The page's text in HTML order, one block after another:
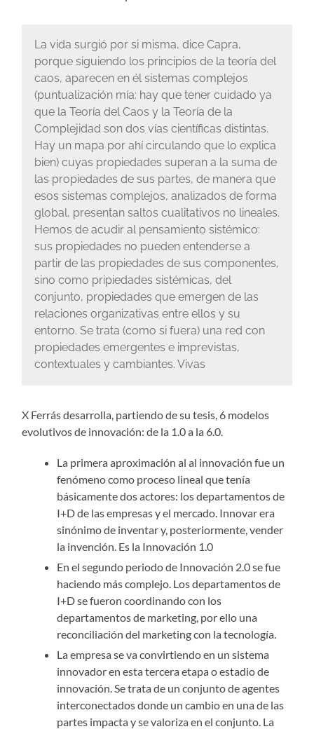
La vida surgió por si misma, dice Capra,
porque siguiendo los principios de la teoría del
caos, aparecen en él sistemas complejos
(puntualización mía: hay que tener cuidado ya
que la Teoría del Caos y la Teoría de la
Complejidad son dos vías científicas distintas.
Hay un mapa por ahí circulando que lo explica
bien) cuyas propiedades superan a la suma de
las propiedades de sus partes, de manera que
esos sistemas complejos, analizados de forma
global, presentan saltos cualitativos no lineales.
Hemos de acudir al pensamiento sistémico:
sus propiedades no pueden entenderse a
partir de las propiedades de sus componentes,
sino como pripiedades sistémicas, del
conjunto, propiedades que emergen de las
relaciones organizativas entre ellos y su
entorno. Se trata (como si fuera) una red con
propiedades emergentes e imprevistas,
contextuales y cambiantes. Vivas
X Ferrás desarrolla, partiendo de su tesis, 6 modelos
evolutivos de innovación: de la 1.0 a la 6.0.
La primera aproximación al al innovación fue un
fenómeno como proceso lineal que tenía
básicamente dos actores: los departamentos de
I+D de las empresas y el mercado. Innovar era
sinónimo de inventar y, posteriormente, vender
la invención. Es la Innovación 1.0
En el segundo periodo de Innovación 2.0 se fue
haciendo más complejo. Los departamentos de
I+D se fueron coordinando con los
departamentos de marketing, por ello una
reconciliación del marketing con la tecnología.
La empresa se va convirtiendo en un sistema
innovador en esta tercera etapa o estadio de
innovación. Se trata de un conjunto de agentes
interconectados donde un cambio en una de las
partes impacta y se valoriza en el conjunto. La